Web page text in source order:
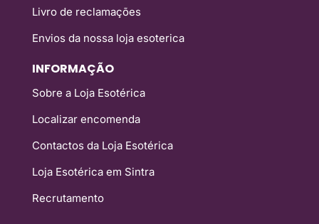
Livro de reclamações
Envios da nossa loja esoterica
INFORMAÇÃO
Sobre a Loja Esotérica
Localizar encomenda
Contactos da Loja Esotérica
Loja Esotérica em Sintra
Recrutamento